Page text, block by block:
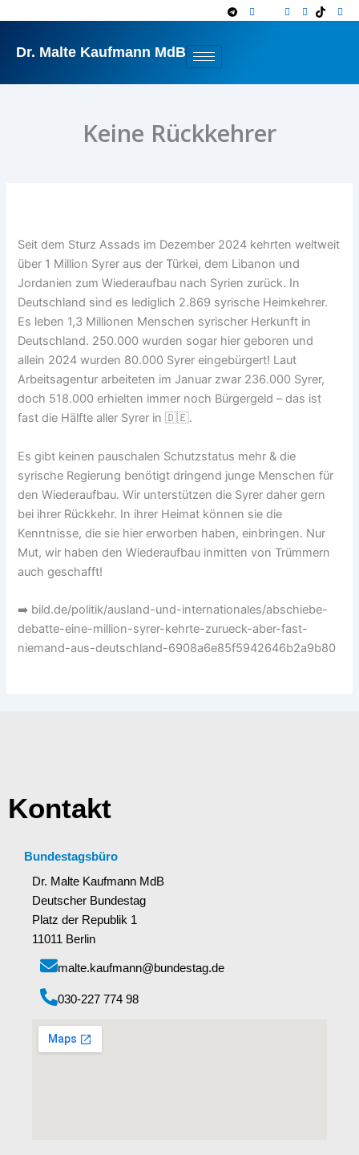
springen
Dr. Malte Kaufmann MdB
Keine Rückkehrer
Seit dem Sturz Assads im Dezember 2024 kehrten weltweit
über 1 Million Syrer aus der Türkei, dem Libanon und
Jordanien zum Wiederaufbau nach Syrien zurück. In
Deutschland sind es lediglich 2.869 syrische Heimkehrer.
Es leben 1,3 Millionen Menschen syrischer Herkunft in
Deutschland. 250.000 wurden sogar hier geboren und
allein 2024 wurden 80.000 Syrer eingebürgert! Laut
Arbeitsagentur arbeiteten im Januar zwar 236.000 Syrer,
doch 518.000 erhielten immer noch Bürgergeld – das ist
fast die Hälfte aller Syrer in 🇩🇪.
Es gibt keinen pauschalen Schutzstatus mehr & die
syrische Regierung benötigt dringend junge Menschen für
den Wiederaufbau. Wir unterstützen die Syrer daher gern
bei ihrer Rückkehr. In ihrer Heimat können sie die
Kenntnisse, die sie hier erworben haben, einbringen. Nur
Mut, wir haben den Wiederaufbau inmitten von Trümmern
auch geschafft!
➡️ bild.de/politik/ausland-und-internationales/abschiebe-
debatte-eine-million-syrer-kehrte-zurueck-aber-fast-
niemand-aus-deutschland-6908a6e85f5942646b2a9b80
Kontakt
Bundestagsbüro
Dr. Malte Kaufmann MdB
Deutscher Bundestag
Platz der Republik 1
11011 Berlin
malte.kaufmann@bundestag.de
‭030-227 774 98‬